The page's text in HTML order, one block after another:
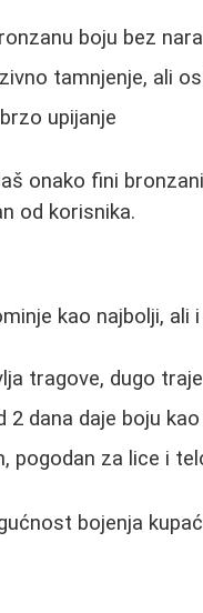
boju bez
tamnjenje, ali
upijanje
onako fini
od korisnika.
kao najbolji, ali
tragove, dugo traje
2 dana daje boju
pogodan za lice i
bojenja